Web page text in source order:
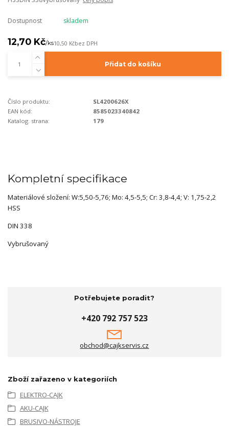
Dostupnost skladem
12,70 Kč/ks10,50 Kčbez DPH
Přidat do košíku
Číslo produktu:
SL4200626X
EAN kód:
8585023340842
Katalog. strana:
179
Kompletní specifikace
Materiálové složení: W:5,50-5,76; Mo: 4,5-5,5; Cr: 3,8-4,4; V: 1,75-2,2
HSS
DIN 338
Vybrušovaný
Potřebujete poradit?
+420 792 757 523
obchod@cajkservis.cz
Zboží zařazeno v kategoriích
ELEKTRO-CAJK
AKU-CAJK
BRUSIVO-NÁSTROJE